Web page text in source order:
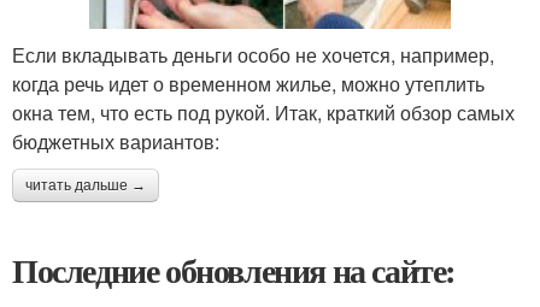
Если вкладывать деньги особо не хочется, например,
когда речь идет о временном жилье, можно утеплить
окна тем, что есть под рукой. Итак, краткий обзор самых
бюджетных вариантов:
читать дальше →
Последние обновления на сайте: